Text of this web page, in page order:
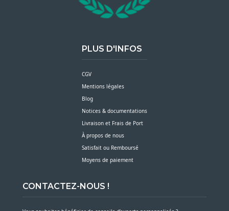
PLUS D'INFOS
CGV
Mentions légales
Blog
Notices & documentations
Livraison et Frais de Port
À propos de nous
Satisfait ou Remboursé
Moyens de paiement
CONTACTEZ-NOUS !